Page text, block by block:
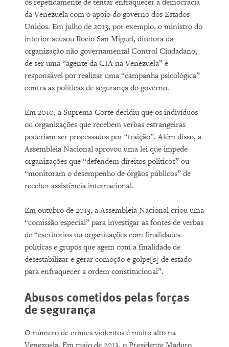
os repetidamente de tentar enfraquecer a democracia
da Venezuela com o apoio do governo dos Estados
Unidos. Em julho de 2013, por exemplo, o ministro do
interior acusou Rocío San Miguel, diretora da
organização não governamental Control Ciudadano,
de ser uma “agente da CIA na Venezuela” e
responsável por realizar uma “campanha psicológica”
contra as políticas de segurança do governo.
Em 2010, a Suprema Corte decidiu que os indivíduos
ou organizações que recebem verbas estrangeiras
poderiam ser processados por “traição”. Além disso, a
Assembleia Nacional aprovou uma lei que impede
organizações que “defendem direitos políticos” ou
“monitoram o desempenho de órgãos públicos” de
receber assistência internacional.
Em outubro de 2013, a Assembleia Nacional criou uma
“comissão especial” para investigar as fontes de verbas
de “escritórios ou organizações com finalidades
políticas e grupos que agem com a finalidade de
desestabilizar e gerar comoção e golpe[s] de estado
para enfraquecer a ordem constitucional”.
Abusos cometidos pelas forças
de segurança
O número de crimes violentos é muito alto na